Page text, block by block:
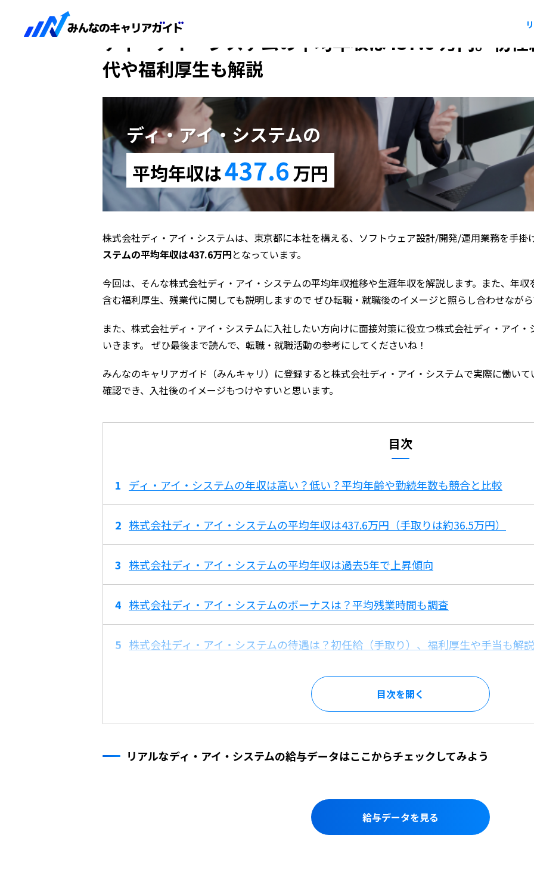
ディ・アイ・システムの平均年収は437.6 万円。初
代や福利厚生も解説
ディ・アイ・システムの
平均年収は437.6万円
株式会社ディ・アイ・システムは、東京都に本社を構える、ソフトウェア設計/開発/運用業務を手掛
ステムの平均年収は437.6万円となっています。
今回は、そんな株式会社ディ・アイ・システムの平均年収推移や生涯年収を解説します。また、年
含む福利厚生、残業代に関しても説明しますので ぜひ転職・就職後のイメージと照らし合わせなが
また、株式会社ディ・アイ・システムに入社したい方向けに面接対策に役立つ株式会社ディ・アイ
いきます。 ぜひ最後まで読んで、転職・就職活動の参考にしてくださいね！
みんなのキャリアガイド（みんキャリ）に登録すると株式会社ディ・アイ・システムで実際に働い
確認でき、入社後のイメージもつけやすいと思います。
目次
ディ・アイ・システムの年収は高い？低い？平均年齢や勤続年数も競合と比較
株式会社ディ・アイ・システムの平均年収は437.6万円（手取りは約36.5万円）
株式会社ディ・アイ・システムの平均年収は過去5年で上昇傾向
株式会社ディ・アイ・システムのボーナスは？平均残業時間も調査
株式会社ディ・アイ・システムの待遇は？初任給（手取り）、福利厚生や手当も解説
目次を
リアルなディ・アイ・システムの給与データはここからチェックしてみよう
給与データを見る